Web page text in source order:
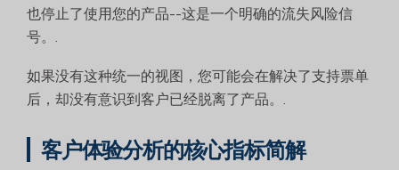
也停止了使用您的产品--这是一个明确的流失风险信
号。.
如果没有这种统一的视图，您可能会在解决了支持票单
后，却没有意识到客户已经脱离了产品。.
客户体验分析的核心指标简解